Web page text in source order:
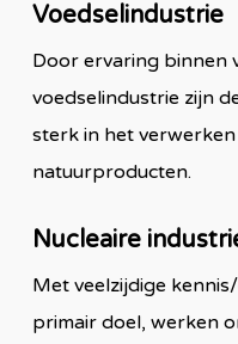
Voedselindustrie
Door ervaring binnen
voedselindustrie zijn
sterk in het
natuurproducten.
Nucleaire
Met veelzijdige
primair doel, werken